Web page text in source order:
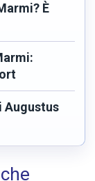
È
Augustus